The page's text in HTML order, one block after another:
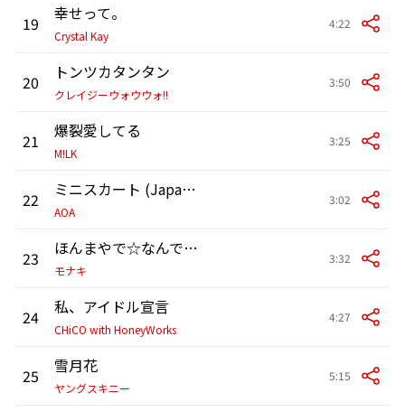
19 幸せって。
Crystal Kay
4:22
20 トンツカタンタン
クレイジーウォウウォ!!
3:50
21 爆裂愛してる
M!LK
3:25
22 ミニスカート (Japanese ver.)
AOA
3:02
23 ほんまやで☆なんでやねん☆しらんけど
モナキ
3:32
24 私、アイドル宣言
CHiCO with HoneyWorks
4:27
25 雪月花
ヤングスキニー
5:15